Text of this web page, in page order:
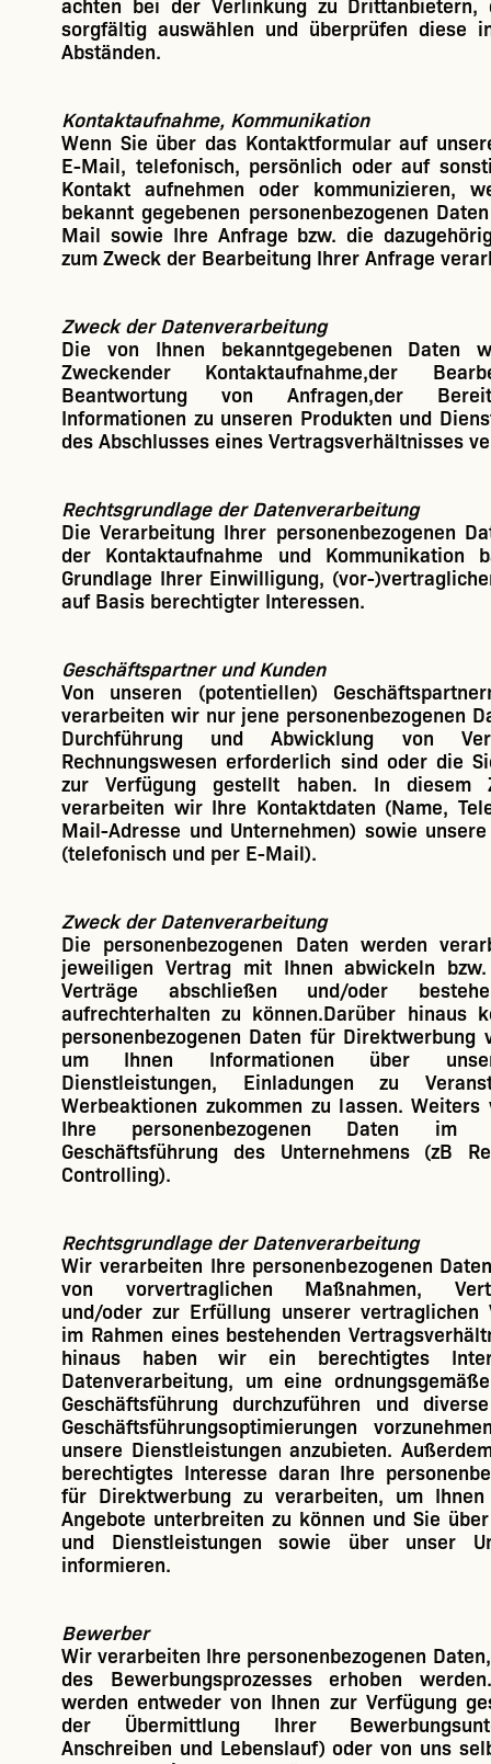
achten bei der Verlinkung zu
sorgfältig auswählen und überprüfen diese
Abständen.
Kontaktaufnahme, Kommunikation
Wenn Sie über das Kontaktformular auf
E-Mail, telefonisch, persönlich oder auf
Kontakt aufnehmen oder kommunizieren,
bekannt gegebenen personenbezogenen
Mail sowie Ihre Anfrage bzw. die
zum Zweck der Bearbeitung Ihrer Anfrage
Zweck der Datenverarbeitung
Die von Ihnen bekanntgegebenen Daten
Zweckender Kontaktaufnahme,der
Beantwortung von Anfragen,der
Informationen zu unseren Produkten und
des Abschlusses eines Vertragsverhältnisses
Rechtsgrundlage der Datenverarbeitung
Die Verarbeitung Ihrer personenbezogenen
der Kontaktaufnahme und Kommunikation
Grundlage Ihrer Einwilligung, (vor-
auf Basis berechtigter Interessen.
Geschäftspartner und Kunden
Von unseren (potentiellen)
verarbeiten wir nur jene personenbezogenen
Durchführung und Abwicklung von
Rechnungswesen erforderlich sind oder die
zur Verfügung gestellt haben. In diesem
verarbeiten wir Ihre Kontaktdaten (Name,
Mail-Adresse und Unternehmen) sowie
(telefonisch und per E-Mail).
Zweck der Datenverarbeitung
Die personenbezogenen Daten werden
jeweiligen Vertrag mit Ihnen abwickeln
Verträge abschließen und/oder
aufrechterhalten zu können.Darüber hinaus
personenbezogenen Daten für Direktwerbung
um Ihnen Informationen über
Dienstleistungen, Einladungen zu
Werbeaktionen zukommen zu lassen.
Ihre personenbezogenen Daten im
Geschäftsführung des Unternehmens (zB
Controlling).
Rechtsgrundlage der Datenverarbeitung
Wir verarbeiten Ihre personenbezogenen
von vorvertraglichen Maßnahmen,
und/oder zur Erfüllung unserer vertraglichen
im Rahmen eines bestehenden
hinaus haben wir ein berechtigtes
Datenverarbeitung, um eine
Geschäftsführung durchzuführen und
Geschäftsführungsoptimierungen
unsere Dienstleistungen anzubieten.
berechtigtes Interesse daran Ihre
für Direktwerbung zu verarbeiten, um Ihnen
Angebote unterbreiten zu können und Sie
und Dienstleistungen sowie über unser
informieren.
Bewerber
Wir verarbeiten Ihre personenbezogenen
des Bewerbungsprozesses erhoben
werden entweder von Ihnen zur Verfügung
der Übermittlung Ihrer
Anschreiben und Lebenslauf) oder von uns